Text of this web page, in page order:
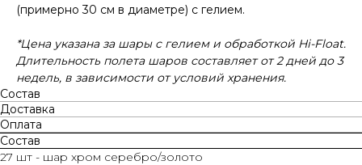
(примерно 30 см в диаметре) с гелием.
*Цена указана за шары с гелием и обработкой Hi-Float.
Длительность полета шаров составляет от 2 дней до 3
недель, в зависимости от условий хранения.
Состав
Доставка
Оплата
Состав
27 шт - шар хром серебро/золото